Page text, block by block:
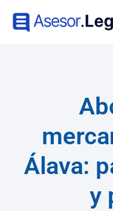
Álava:
y